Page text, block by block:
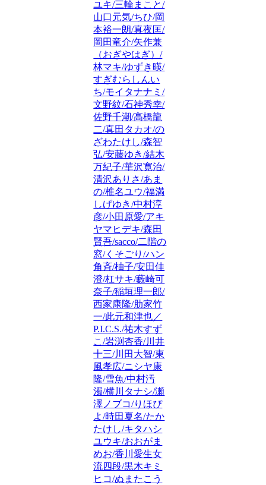
ユキ/三輪まこと/
山口元気/ちひ/岡
本裕一朗/真夜匡/
岡田竜介/矢作兼
（おぎやはぎ）/
林マキ/ゆずき暎/
すぎむらしんい
ち/モイタナナミ/
文野紋/石神秀幸/
佐野千潮/高橋龍
二/真田タカオ/の
ざわたけし/森智
弘/安藤ゆき/結木
万紀子/華沢寛治/
清沢ありさ/あま
の/椎名ユウ/福満
しげゆき/中村淳
彦/小田原愛/アキ
ヤマヒデキ/森田
賢吾/sacco/二階の
窓/くそごり/ハン
角斉/柚子/安田佳
澄/杠サキ/藪崎可
奈子/稲垣理一郎/
西家康隆/肋家竹
一/此元和津也／
P.I.C.S./祐木すず
こ/岩渕杏香/川井
十三/川田大智/東
風孝広/ニシヤ康
隆/雪魚/中村汚
濁/横川タナシ/瀬
澤ノブコ/りほぴ
よ/時田夏名/たか
たけし/キタハシ
ユウキ/おおがま
めお/香川愛生女
流四段/黒木キミ
ヒコ/ぬまたこう